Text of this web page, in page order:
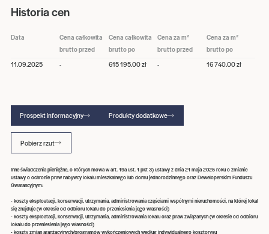
Historia cen
Data
Cena całkowita
brutto przed
Cena całkowita
brutto po
Cena za m²
brutto przed
Cena za m²
brutto po
11.09.2025
- 615 195.00 zł - 16 740.00 zł
Prospekt informacyjny Produkty dodatkowe
Pobierz rzut
Inne świadczenia pieniężne, o których mowa w art. 19a ust. 1 pkt 3) ustawy z dnia 21 maja 2025 roku o zmianie
ustawy o ochronie praw nabywcy lokalu mieszkalnego lub domu jednorodzinnego oraz Deweloperskim Funduszu
Gwarancyjnym:
- koszty eksploatacji, konserwacji, utrzymania, administrowania częściami wspólnymi nieruchomości, na której lokal
się znajduje (w okresie od odbioru lokalu do przeniesienia jego własności)
- koszty eksploatacji, konserwacji, utrzymania, administrowania lokalu oraz praw związanych (w okresie od odbioru
lokalu do przeniesienia jego własności)
- koszty zmian aranżacyjnych/programów wykończeniowych według indywidualnego kosztorysu